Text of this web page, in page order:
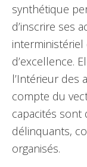
synthétique
d’inscrire ses
d’excellence.
l’Intérieur des
compte du
capacités
délinquants,
organisés.